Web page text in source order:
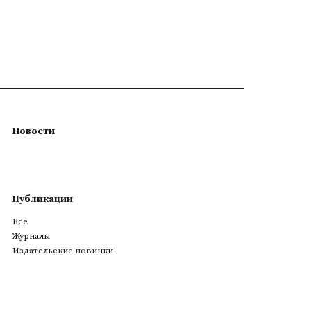
Новости
Публикации
Все
Журналы
Издательские новинки